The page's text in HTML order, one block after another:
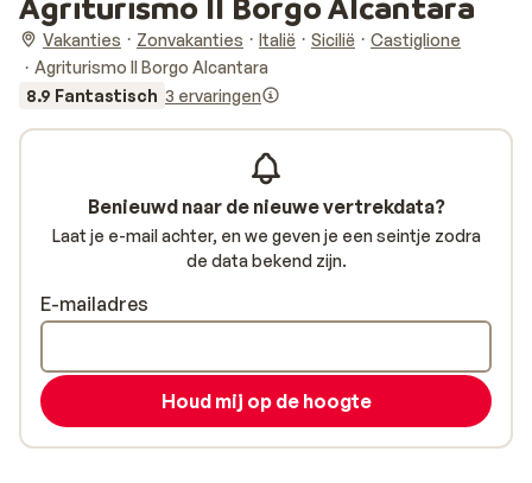
Vakanties Zonvakanties Italië Sicilië
Castiglione
Agriturismo Il Borgo Alcantara
8.9 Fantastisch 3 ervaringen
Benieuwd naar de nieuwe vertrekdata?
Laat je e-mail achter, en we geven je een seintje zodra
de data bekend zijn.
E-mailadres
Houd mij op de hoogte